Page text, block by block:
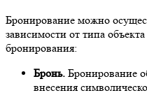
Бронирование можно
зависимости от типа
бронирования:
Бронь. Бронирование
внесения